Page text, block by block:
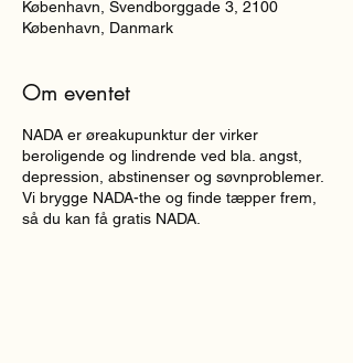
København, Svendborggade 3, 2100
København, Danmark
Om eventet
NADA er øreakupunktur der virker
beroligende og lindrende ved bla. angst,
depression, abstinenser og søvnproblemer.
Vi brygge NADA-the og finde tæpper frem,
så du kan få gratis NADA.